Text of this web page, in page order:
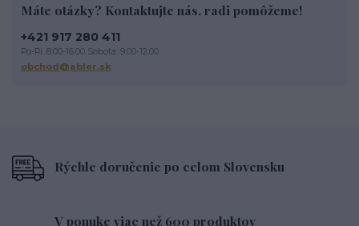
tehlové obklady na stĺpy
tehlové obklady terasa
obklad imitácia tehly
drevené lamely
čistenie lamiel
Máte otázky? Kontaktujte nás, radi pomôžeme!
+421 917 280 411
Po-Pi: 8:00-16:00 Sobota: 9:00-12:00
obchod@abler.sk
Rýchle doručenie po celom Slovensku
V ponuke viac než 600 produktov